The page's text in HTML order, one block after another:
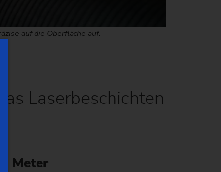
auf die Oberfläche auf.
Laserbeschichten
Meter